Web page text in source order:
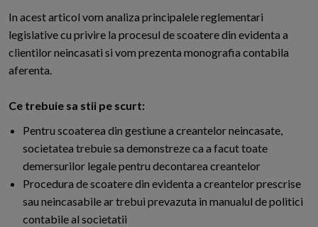
In acest articol vom analiza principalele reglementari
legislative cu privire la procesul de scoatere din evidenta a
clientilor neincasati si vom prezenta monografia contabila
aferenta.
Ce trebuie sa stii pe scurt:
Pentru scoaterea din gestiune a creantelor neincasate,
societatea trebuie sa demonstreze ca a facut toate
demersurilor legale pentru decontarea creantelor
Procedura de scoatere din evidenta a creantelor prescrise
sau neincasabile ar trebui prevazuta in manualul de politici
contabile al societatii